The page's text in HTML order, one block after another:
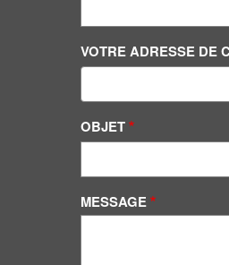
VOTRE ADRESSE DE
OBJET
MESSAGE